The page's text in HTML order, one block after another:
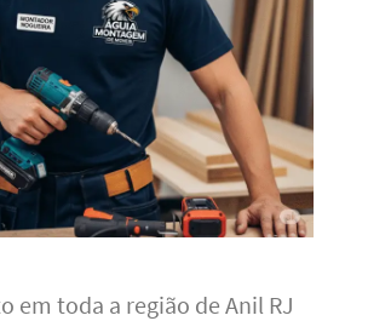
em toda a região de Anil RJ